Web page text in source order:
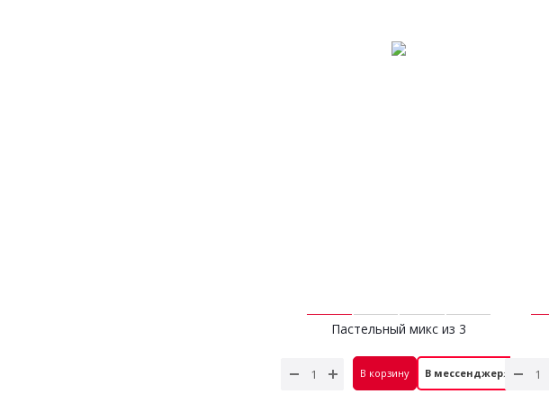
Пастельный микс из 3
2 300 руб.
В корзину В мессенджер⚡